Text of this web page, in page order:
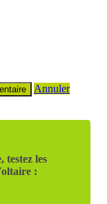
Annuler
testez les
: